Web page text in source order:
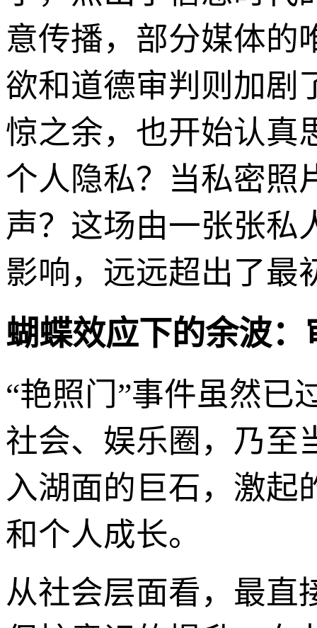
意传播，部分媒体的
欲和道德审判则加剧
惊之余，也开始认真
个人隐私？当私密照
声？这场由一张张私
影响，远远超出了最
蝴蝶效应下的余波
“艳照门”事件虽然已
社会、娱乐圈，乃至
入湖面的巨石，激起
和个人成长。
从社会层面看，最直